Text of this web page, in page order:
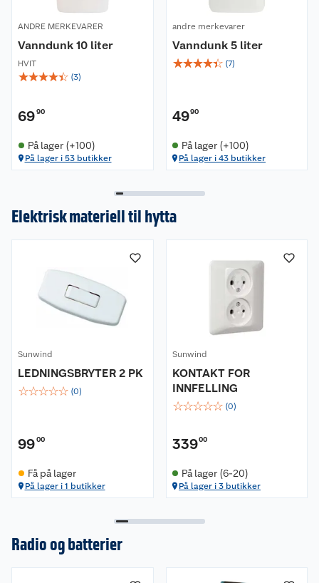
ANDRE MERKEVARER
Vanndunk 10 liter
HVIT
☆☆☆☆☆ (3)
6990
På lager (+100)
På lager i 53 butikker
andre merkevarer
Vanndunk 5 liter
☆☆☆☆☆ (7)
4990
På lager (+100)
På lager i 43 butikker
Elektrisk materiell til hytta
Sunwind
LEDNINGSBRYTER 2 PK
☆☆☆☆☆ (0)
9900
Få på lager
På lager i 1 butikker
Sunwind
KONTAKT FOR
INNFELLING
☆☆☆☆☆ (0)
33900
På lager (6-20)
På lager i 3 butikker
Radio og batterier